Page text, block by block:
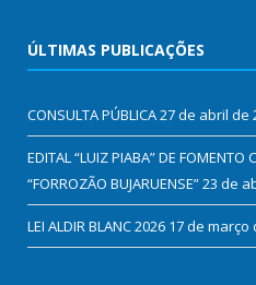
ÚLTIMAS PUBLICAÇÕES
CONSULTA PÚBLICA27 de abril de
EDITAL “LUIZ PIABA” DE FOMENTO
“FORROZÃO BUJARUENSE”23 de
LEI ALDIR BLANC 2026 17 de março